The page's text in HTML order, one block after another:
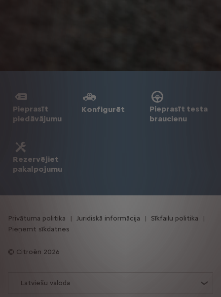
Pieprasīt
piedāvājumu
Konfigurēt
Pieprasīt testa
braucienu
Rezervējiet
pakalpojumu
Latviešu valoda
Citroën 2026
Privātuma politika Juridiskā informācija
Sīkfailu politika
Pieņemt sīkdatnes